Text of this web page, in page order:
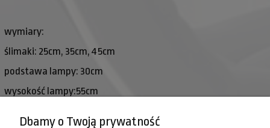
wymiary:
ślimaki: 25cm, 35cm, 45cm
podstawa lampy: 30cm
wysokość lampy:55cm
Dbamy o Twoją prywatność